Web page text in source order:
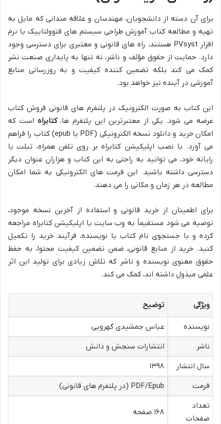
برای آن دسته از دانشجویان، مهندسان و علاقه مندانی که مایل به
تهیه و مطالعه کتاب آموزش طراحی سیستم های فتوولتاییک با نرم
افزار PVsyst هستند، راه های قانونی و معتبری برای دسترسی وجود
دارد. حمایت از حقوق مؤلف و ناشر، نه تنها به پایداری صنعت نشر
کمک می کند بلکه تضمین کننده کیفیت و به روزرسانی منابع
آموزشی در آینده نیز خواهد بود.
این کتاب به صورت الکترونیک در پلتفرم های قانونی فروش کتاب
عرضه می شود. یکی از معتبرترین این پلتفرم ها،کتابراه است که
امکان خرید و دانلود نسخه الکترونیکی (PDF یا epub) کتاب را فراهم
می آورد. با نصب اپلیکیشن کتابراه بر روی تلفن همراه، تبلت یا
رایانه خود، می توانید به راحتی به این کتاب و هزاران عنوان دیگر
دسترسی داشته باشید. این فرمت های الکترونیکی به شما امکان
مطالعه در هر زمان و مکانی را می دهند.
برای اطمینان از خرید قانونی و استفاده از آخرین نسخه موجود،
توصیه می شود مستقیماً به وب سایت یا اپلیکیشن کتابراه مراجعه
کرده و با جستجوی نام کتاب یا نویسنده، فرآیند خرید را تکمیل
کنید. خرید از منابع قانونی، ضمن تضمین کیفیت محتوا، به حفظ
حقوق معنوی نویسنده و ناشر که تلاش زیادی برای تولید این اثر
علمی مبذول داشته اند، کمک می کند.
ویژگی توضیح
نویسنده
عباس جمشیدی گهرویی
ناشر
انتشارات سنجش و دانش
سال انتشار
۱۳۹۸
فرمت
PDF/Epub (در پلتفرم های قانونی)
تعداد
صفحات
۱۶۸ صفحه